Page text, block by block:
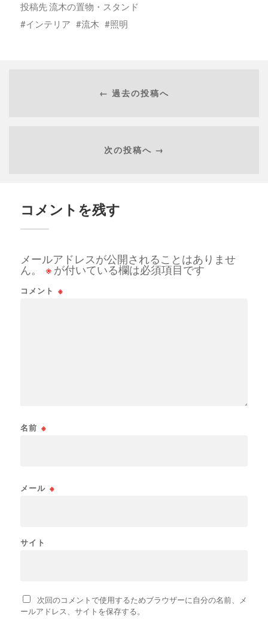
投稿先流木の置物・スタンド
インテリア
流木 照明
← 過去の投稿へ
次の投稿へ →
コメントを残す
メールアドレスが公開されることはありませ
ん。
※ が付いている欄は必須項目です
コメント ※
名前 ※
メール ※
サイト
次回のコメントで使用するためブラウザーに自分の名前、メ
ールアドレス、サイトを保存する。